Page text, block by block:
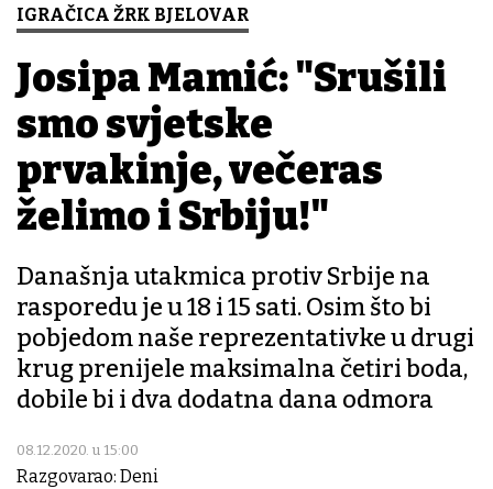
IGRAČICA ŽRK BJELOVAR
Josipa Mamić: "Srušili
smo svjetske
prvakinje, večeras
želimo i Srbiju!"
Današnja utakmica protiv Srbije na
rasporedu je u 18 i 15 sati. Osim što bi
pobjedom naše reprezentativke u drugi
krug prenijele maksimalna četiri boda,
dobile bi i dva dodatna dana odmora
08.12.2020. u 15:00
Razgovarao: Deni